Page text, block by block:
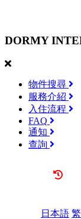
DORMY
物件搜尋
服務介紹
入住流程
FAQ
通知
查詢
日本語